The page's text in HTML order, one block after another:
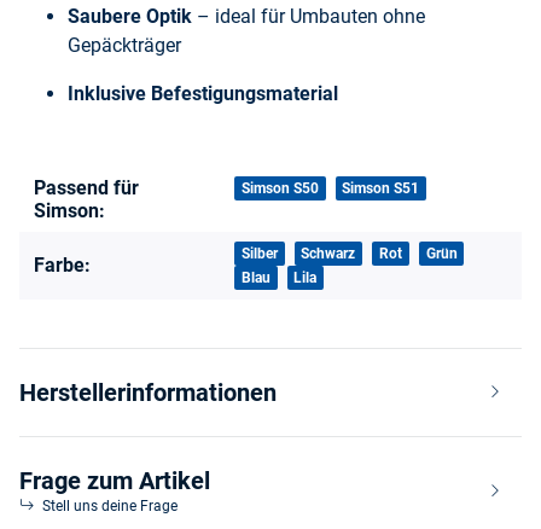
Saubere Optik – ideal für Umbauten ohne
Gepäckträger
Inklusive Befestigungsmaterial
Produkteigenschaft
Wert
Passend für
Simson:
Simson S50 Simson S51
Farbe: Silber Schwarz Rot
Grün
Blau
Lila
Herstellerinformationen
Frage zum Artikel
Stell uns deine Frage